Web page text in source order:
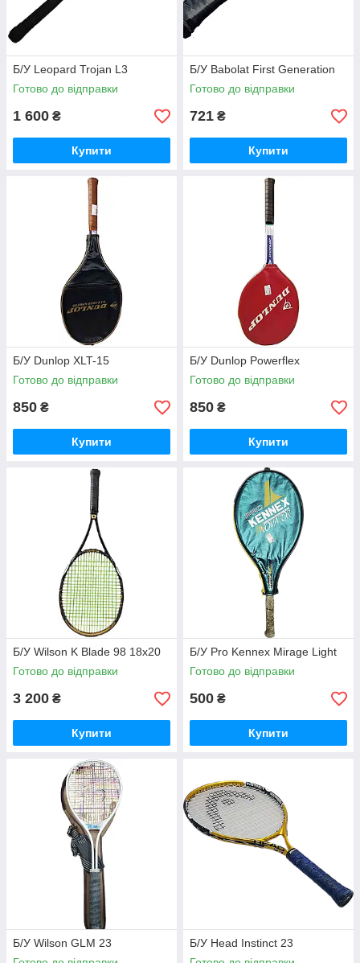
Б/У Leopard Trojan L3
Готово до відправки
1 600 ₴
Купити
Б/У Babolat First Generation
Готово до відправки
721 ₴
Купити
Б/У Dunlop XLT-15
Готово до відправки
850 ₴
Купити
Б/У Dunlop Powerflex
Готово до відправки
850 ₴
Купити
Б/У Wilson K Blade 98 18x20
Готово до відправки
3 200 ₴
Купити
Б/У Pro Kennex Mirage Light
Готово до відправки
500 ₴
Купити
Б/У Wilson GLM 23
Б/У Head Instinct 23